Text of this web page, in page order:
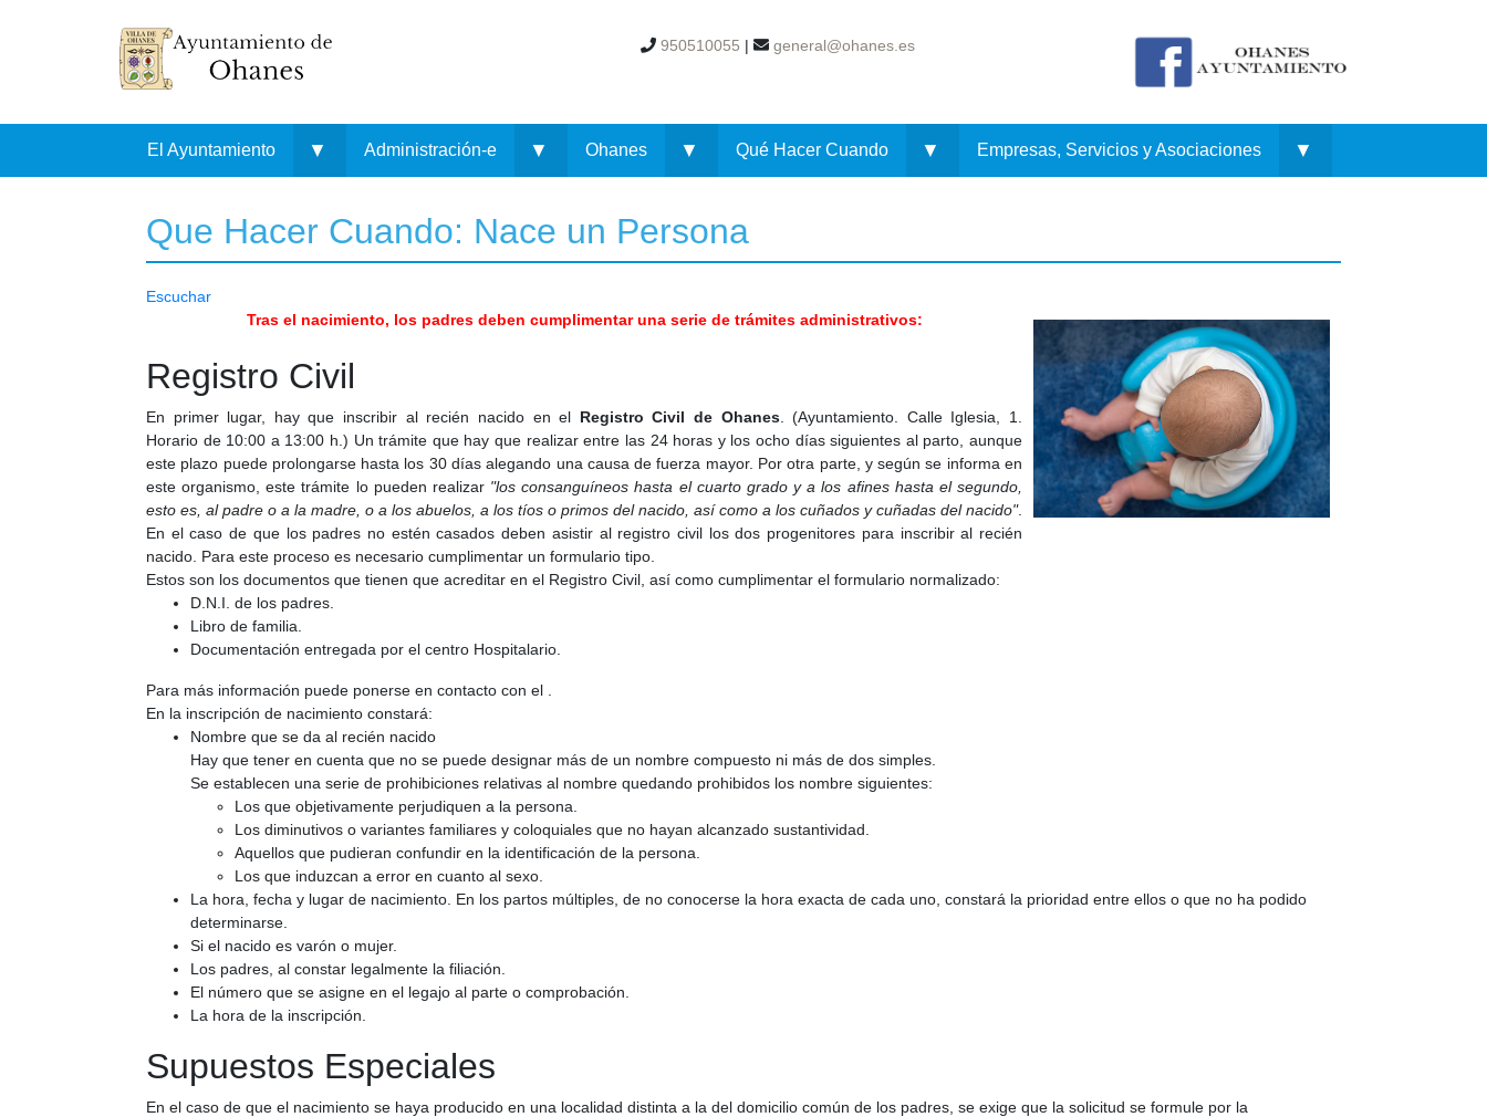
950510055 | general@ohanes.es
El Ayuntamiento ▼ Administración-e ▼ Ohanes ▼ Qué Hacer Cuando ▼ Empresas, Servicios y Asociaciones ▼
Que Hacer Cuando: Nace un Persona
Escuchar
Tras el nacimiento, los padres deben cumplimentar una serie de trámites administrativos:
Registro Civil
En primer lugar, hay que inscribir al recién nacido en el Registro Civil de Ohanes. (Ayuntamiento. Calle Iglesia, 1.
Horario de 10:00 a 13:00 h.) Un trámite que hay que realizar entre las 24 horas y los ocho días siguientes al parto, aunque
este plazo puede prolongarse hasta los 30 días alegando una causa de fuerza mayor. Por otra parte, y según se informa en
este organismo, este trámite lo pueden realizar "los consanguíneos hasta el cuarto grado y a los afines hasta el segundo,
esto es, al padre o a la madre, o a los abuelos, a los tíos o primos del nacido, así como a los cuñados y cuñadas del nacido".
En el caso de que los padres no estén casados deben asistir al registro civil los dos progenitores para inscribir al recién
nacido. Para este proceso es necesario cumplimentar un formulario tipo.
Estos son los documentos que tienen que acreditar en el Registro Civil, así como cumplimentar el formulario normalizado:
D.N.I. de los padres.
Libro de familia.
Documentación entregada por el centro Hospitalario.
Para más información puede ponerse en contacto con el .
En la inscripción de nacimiento constará:
Nombre que se da al recién nacido
Hay que tener en cuenta que no se puede designar más de un nombre compuesto ni más de dos simples.
Se establecen una serie de prohibiciones relativas al nombre quedando prohibidos los nombre siguientes:
Los que objetivamente perjudiquen a la persona.
Los diminutivos o variantes familiares y coloquiales que no hayan alcanzado sustantividad.
Aquellos que pudieran confundir en la identificación de la persona.
Los que induzcan a error en cuanto al sexo.
La hora, fecha y lugar de nacimiento. En los partos múltiples, de no conocerse la hora exacta de cada uno, constará la prioridad entre ellos o que no ha podido
determinarse.
Si el nacido es varón o mujer.
Los padres, al constar legalmente la filiación.
El número que se asigne en el legajo al parte o comprobación.
La hora de la inscripción.
Supuestos Especiales
En el caso de que el nacimiento se haya producido en una localidad distinta a la del domicilio común de los padres, se exige que la solicitud se formule por la